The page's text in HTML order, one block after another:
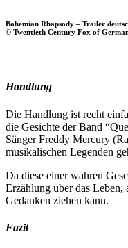
Bohemian Rhapsody – Trailer
© Twentieth Century Fox of
Handlung
Die Handlung ist recht
die Gesichte der Band
Sänger Freddy Mercury
musikalischen Legenden
Da diese einer wahren
Erzählung über das Leben,
Gedanken ziehen kann.
Fazit